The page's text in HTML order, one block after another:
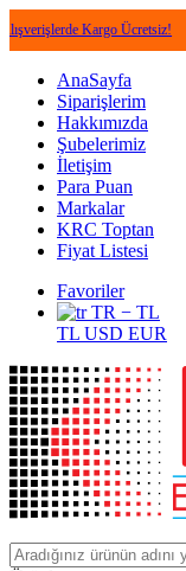
Kargo Ücretsiz! •
AnaSayfa
Siparişlerim
Hakkımızda
Şubelerimiz
İletişim
Para Puan
Markalar
KRC Toptan
Fiyat Listesi
Favoriler
TR − TL
TL USD EUR